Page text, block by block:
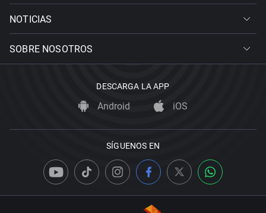
NOTICIAS
SOBRE NOSOTROS
DESCARGA LA APP
Android iOS
SÍGUENOS EN